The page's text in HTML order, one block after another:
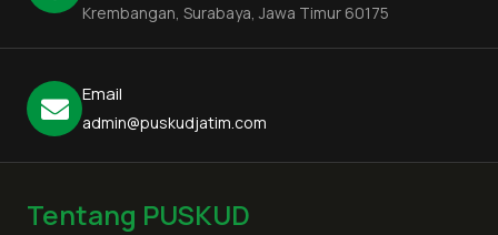
Krembangan, Surabaya, Jawa Timur 60175
Email
admin@puskudjatim.com
Tentang PUSKUD